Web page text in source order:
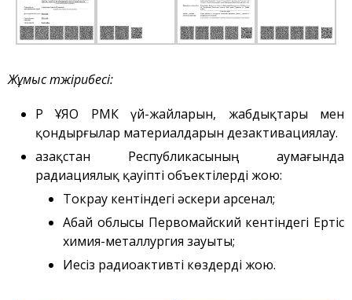
«Маяк» қонақ үйі
Метрологиялық қызмет
Құжаттаманы әзірлеу
ЯМ, ИСК, РЗ, РАҚ
тасымалдау
ЯМ, ИСК, РЗ, РАҚ сақтау
Қатерсіздендіру
Сәулет, қала құрылысы
саласындағы қызмет
Жұмыс тәжірибесі:
ҚР ҰЯО РМК үй-жайларын, жабдықтары мен
қондырғылар материалдарын дезактивациялау.
Қазақстан Республикасының аумағында
радиациялық қауіпті объектілерді жою:
Токрау кентіндегі әскери арсенал;
Абай облысы Первомайский кентіндегі Ертіс
химия-металлургия зауыты;
Иесіз радиоактивті көздерді жою.